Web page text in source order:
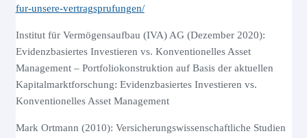
fur-unsere-vertragsprufungen/
Institut für Vermögensaufbau (IVA) AG (Dezember 2020):
Evidenzbasiertes Investieren vs. Konventionelles Asset
Management – Portfoliokonstruktion auf Basis der aktuellen
Kapitalmarktforschung: Evidenzbasiertes Investieren vs.
Konventionelles Asset Management
Mark Ortmann (2010): Versicherungswissenschaftliche Studien